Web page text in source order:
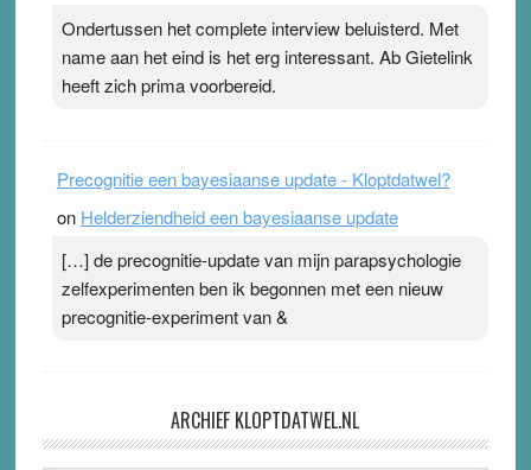
Ondertussen het complete interview beluisterd. Met
name aan het eind is het erg interessant. Ab Gietelink
heeft zich prima voorbereid.
Precognitie een bayesiaanse update - Kloptdatwel?
on Helderziendheid een bayesiaanse update
[…] de precognitie-update van mijn parapsychologie
zelfexperimenten ben ik begonnen met een nieuw
precognitie-experiment van &
ARCHIEF KLOPTDATWEL.NL